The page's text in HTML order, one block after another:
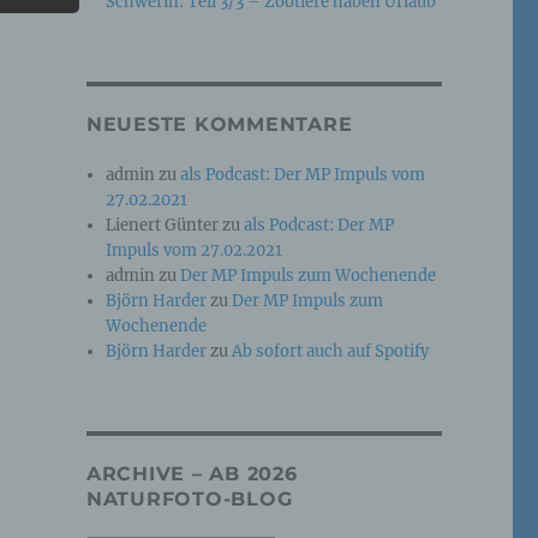
NEUESTE KOMMENTARE
admin zuals Podcast: Der MP Impuls vom
27.02.2021
Lienert Günterzuals Podcast: Der MP
Impuls vom 27.02.2021
admin zuDer MP Impuls zum Wochenende
Björn HarderzuDer MP Impuls zum
Wochenende
Björn HarderzuAb sofort auch auf Spotify
ARCHIVE – AB 2026
NATURFOTO-BLOG